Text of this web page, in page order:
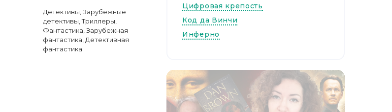
Детективы Зарубежные
детективы ,Триллеры
Фантастика Зарубежная
фантастика Детективная
фантастика
Цифровая крепость
Код да Винчи
Инферно